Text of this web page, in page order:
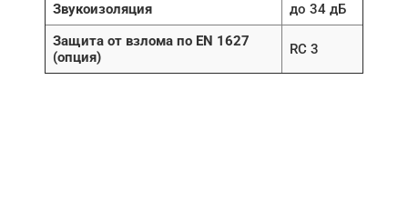
Звукоизоляция
до 34 дБ
Защита от взлома по EN 1627
(опция)
RC 3